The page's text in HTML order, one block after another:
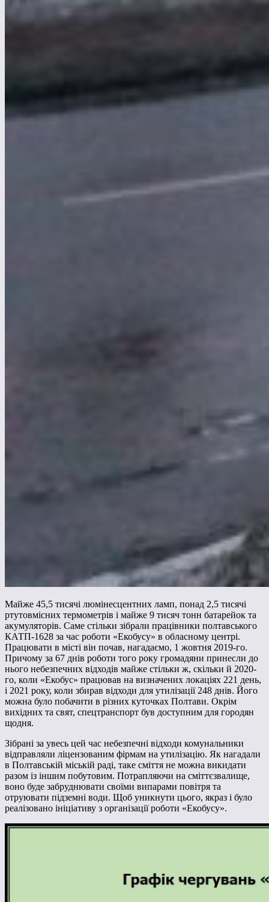
Майже 45,5 тисячі люмінесцентних ламп, понад 2,5 тисячі
ртутовмісних термометрів і майже 9 тисяч тонн батарейок та
акумуляторів. Саме стільки зібрали працівники полтавського
КАТП-1628 за час роботи «Екобусу» в обласному центрі.
Працювати в місті він почав, нагадаємо, 1 жовтня 2019-го.
Причому за 67 днів роботи того року громадяни принесли до
нього небезпечних відходів майже стільки ж, скільки й 2020-
го, коли «Екобус» працював на визначених локаціях 221 день,
і 2021 року, коли збирав відходи для утилізації 248 днів. Його
можна було побачити в різних куточках Полтави. Окрім
вихідних та свят, спецтранспорт був доступним для городян
щодня.
Зібрані за увесь цей час небезпечні відходи комунальники
відправляли ліцензованим фірмам на утилізацію. Як нагадали
в Полтавській міській раді, таке сміття не можна викидати
разом із іншим побутовим. Потрапляючи на сміттєзвалище,
воно буде забруднювати своїми випарами повітря та
отруювати підземні води. Щоб уникнути цього, якраз і було
реалізовано ініціативу з організації роботи «Екобусу».